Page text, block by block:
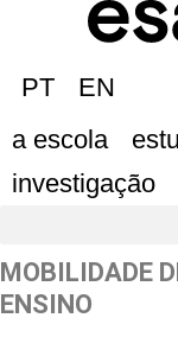
PT
EN
a escola
investigação
MOBILIDADE
ENSINO